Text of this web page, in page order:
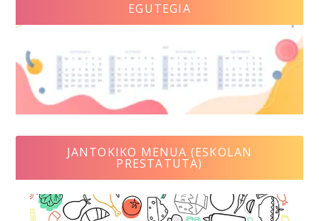
EGUTEGIA
JANTOKIKO MENUA (ESKOLAN
PRESTATUTA)